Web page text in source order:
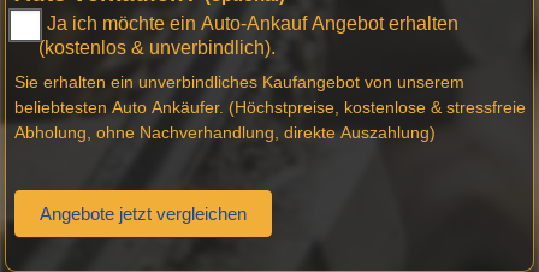
Ja ich möchte ein Auto-Ankauf Angebot erhalten
(kostenlos & unverbindlich).
Sie erhalten ein unverbindliches Kaufangebot von unserem
beliebtesten Auto Ankäufer. (Höchstpreise, kostenlose & stressfreie
Abholung, ohne Nachverhandlung, direkte Auszahlung)
Angebote jetzt vergleichen